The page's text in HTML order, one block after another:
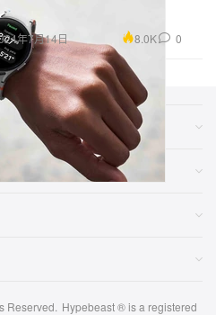
年7月14日 8.0K 0
Reserved. Hypebeast ® is a registered